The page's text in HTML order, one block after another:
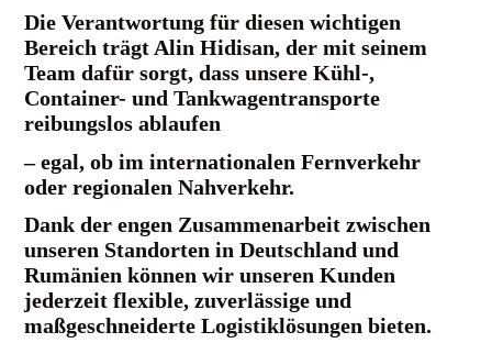
Die Verantwortung für diesen wichtigen
Bereich trägt Alin Hidisan, der mit seinem
Team dafür sorgt, dass unsere Kühl-,
Container- und Tankwagentransporte
reibungslos ablaufen
– egal, ob im internationalen Fernverkehr
oder regionalen Nahverkehr.
Dank der engen Zusammenarbeit zwischen
unseren Standorten in Deutschland und
Rumänien können wir unseren Kunden
jederzeit flexible, zuverlässige und
maßgeschneiderte Logistiklösungen bieten.